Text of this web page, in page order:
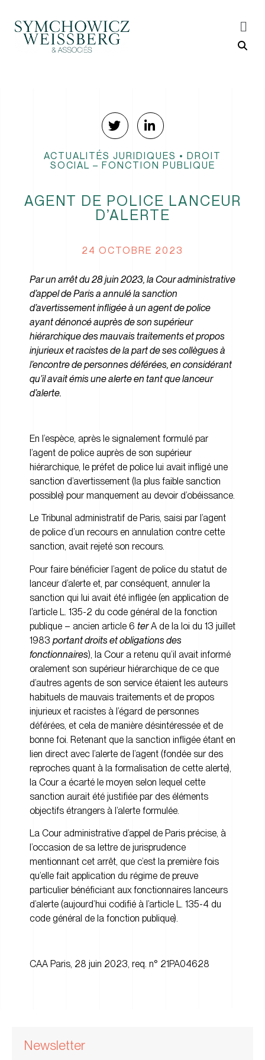
ACTUALITÉS JURIDIQUES • DROIT
SOCIAL – FONCTION PUBLIQUE
AGENT DE POLICE LANCEUR
D’ALERTE
24 OCTOBRE 2023
Par un arrêt du 28 juin 2023, la Cour administrative
d’appel de Paris a annulé la sanction
d’avertissement infligée à un agent de police
ayant dénoncé auprès de son supérieur
hiérarchique des mauvais traitements et propos
injurieux et racistes de la part de ses collègues à
l’encontre de personnes déférées, en considérant
qu’il avait émis une alerte en tant que lanceur
d’alerte.
En l’espèce, après le signalement formulé par
l’agent de police auprès de son supérieur
hiérarchique, le préfet de police lui avait infligé une
sanction d’avertissement (la plus faible sanction
possible) pour manquement au devoir d’obéissance.
Le Tribunal administratif de Paris, saisi par l’agent
de police d’un recours en annulation contre cette
sanction, avait rejeté son recours.
Pour faire bénéficier l’agent de police du statut de
lanceur d’alerte et, par conséquent, annuler la
sanction qui lui avait été infligée (en application de
l’article L. 135-2 du code général de la fonction
publique – ancien article 6 terA de la loi du 13 juillet
1983 portant droits et obligations des
fonctionnaires), la Cour a retenu qu’il avait informé
oralement son supérieur hiérarchique de ce que
d’autres agents de son service étaient les auteurs
habituels de mauvais traitements et de propos
injurieux et racistes à l’égard de personnes
déférées, et cela de manière désintéressée et de
bonne foi. Retenant que la sanction infligée étant en
lien direct avec l’alerte de l’agent (fondée sur des
reproches quant à la formalisation de cette alerte),
la Cour a écarté le moyen selon lequel cette
sanction aurait été justifiée par des éléments
objectifs étrangers à l’alerte formulée.
La Cour administrative d’appel de Paris précise, à
l’occasion de sa lettre de jurisprudence
mentionnant cet arrêt, que c’est la première fois
qu’elle fait application du régime de preuve
particulier bénéficiant aux fonctionnaires lanceurs
d’alerte (aujourd’hui codifié à l’article L. 135-4 du
code général de la fonction publique).
CAA Paris, 28 juin 2023, req. n° 21PA04628
Newsletter